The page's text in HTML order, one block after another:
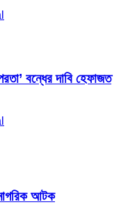
বন্ধের দাবি হেফাজত
আটক